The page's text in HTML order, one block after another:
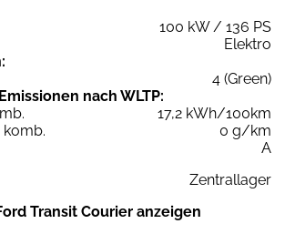
100 kW / 136 PS
Elektro
4 (Green)
nach WLTP:
17,2 kWh/100km
komb.
0 g/km
A
Zentrallager
Transit Courier anzeigen